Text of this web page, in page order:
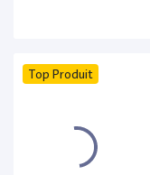
Top Produit